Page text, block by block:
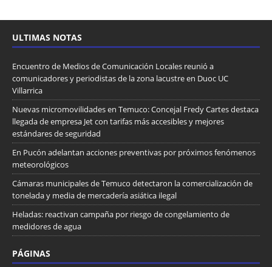
ULTIMAS NOTAS
Encuentro de Medios de Comunicación Locales reunió a
comunicadores y periodistas de la zona lacustre en Duoc UC
Villarrica
Nuevas micromovilidades en Temuco: Concejal Fredy Cartes destaca
llegada de empresa Jet con tarifas más accesibles y mejores
estándares de seguridad
En Pucón adelantan acciones preventivas por próximos fenómenos
meteorológicos
Cámaras municipales de Temuco detectaron la comercialización de
tonelada y media de mercadería asiática ilegal
Heladas: reactivan campaña por riesgo de congelamiento de
medidores de agua
PÁGINAS